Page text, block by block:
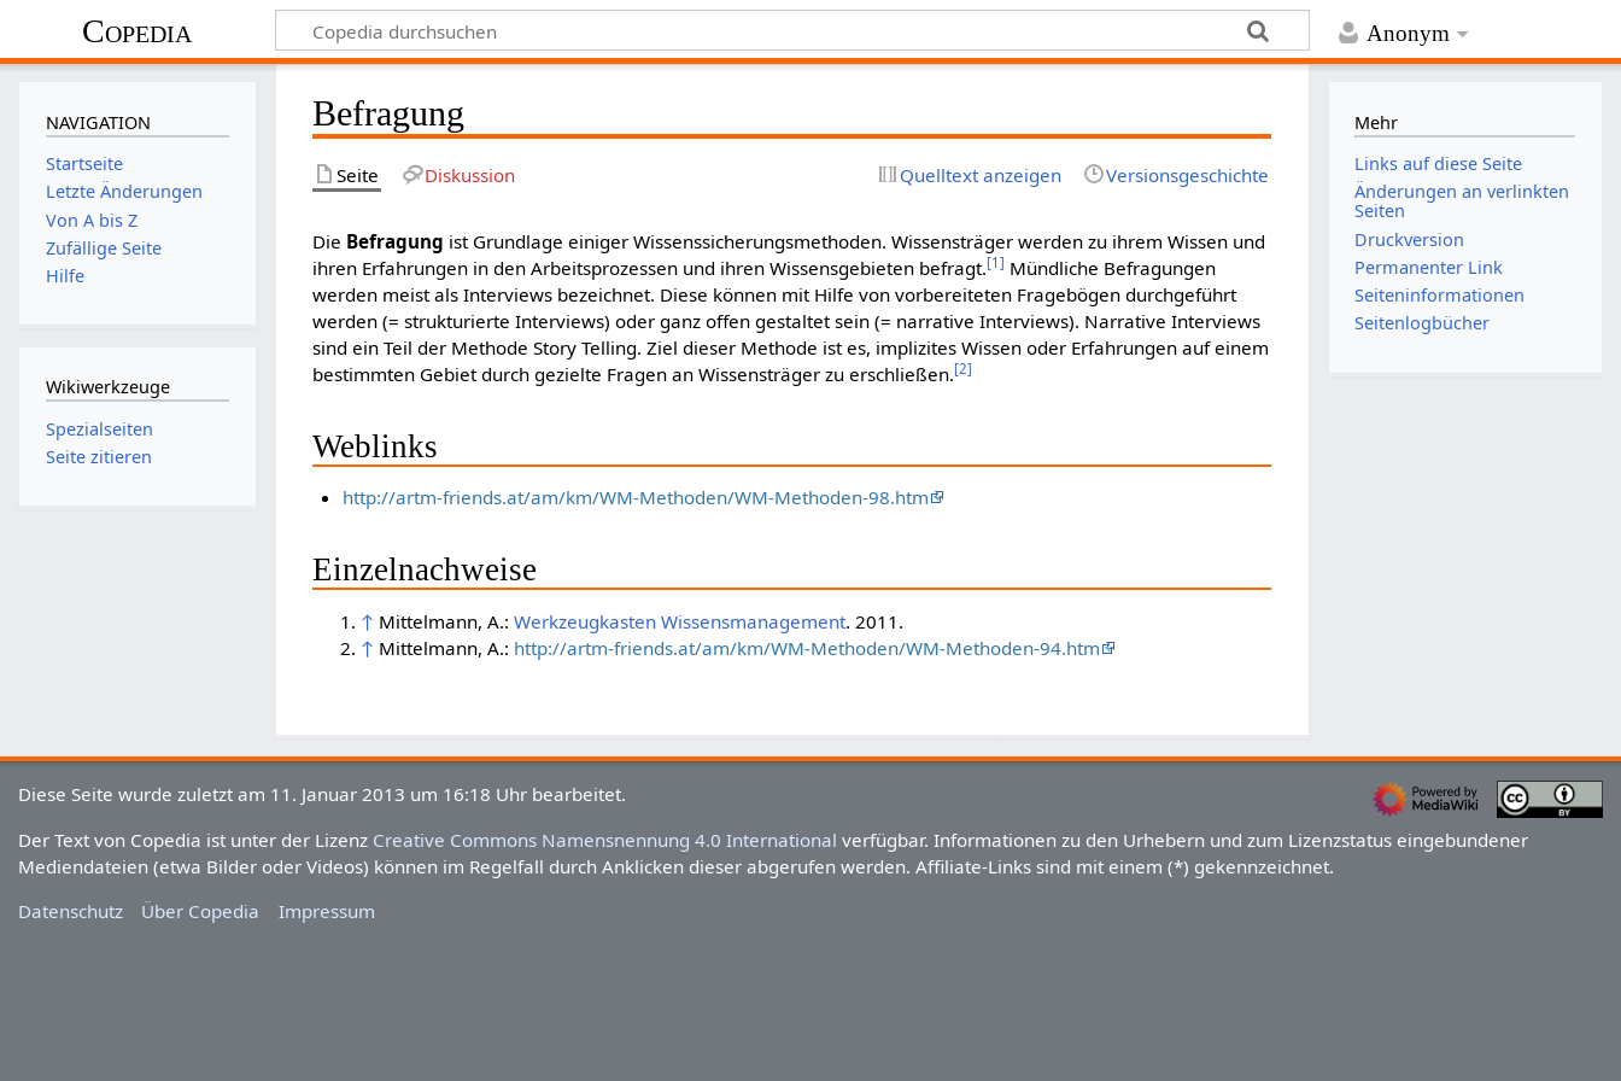
Anonym
Copedia
Befragung
Seite Diskussion Quelltext anzeigen Versionsgeschichte
Die Befragung ist Grundlage einiger Wissenssicherungsmethoden. Wissensträger werden zu ihrem Wissen und
ihren Erfahrungen in den Arbeitsprozessen und ihren Wissensgebieten befragt.[1] Mündliche Befragungen
werden meist als Interviews bezeichnet. Diese können mit Hilfe von vorbereiteten Fragebögen durchgeführt
werden (= strukturierte Interviews) oder ganz offen gestaltet sein (= narrative Interviews). Narrative Interviews
sind ein Teil der Methode Story Telling. Ziel dieser Methode ist es, implizites Wissen oder Erfahrungen auf einem
bestimmten Gebiet durch gezielte Fragen an Wissensträger zu erschließen.[2]
Weblinks
http://artm-friends.at/am/km/WM-Methoden/WM-Methoden-98.htm
Einzelnachweise
↑ Mittelmann, A.:Werkzeugkasten Wissensmanagement. 2011.
↑ Mittelmann, A.: http://artm-friends.at/am/km/WM-Methoden/WM-Methoden-94.htm
NAVIGATION
Startseite
Letzte Änderungen
Von A bis Z
Zufällige Seite
Hilfe
Wikiwerkzeuge
Spezialseiten
Seite zitieren
Mehr
Links auf diese Seite
Änderungen an verlinkten
Seiten
Druckversion
Permanenter Link
Seiten­­informationen
Seitenlogbücher
Diese Seite wurde zuletzt am 11. Januar 2013 um 16:18 Uhr bearbeitet.
Der Text von Copedia ist unter der Lizenz Creative Commons Namensnennung 4.0 International verfügbar. Informationen zu den Urhebern und zum Lizenzstatus eingebundener
Mediendateien (etwa Bilder oder Videos) können im Regelfall durch Anklicken dieser abgerufen werden. Affiliate-Links sind mit einem (*) gekennzeichnet.
Datenschutz
Über Copedia Impressum